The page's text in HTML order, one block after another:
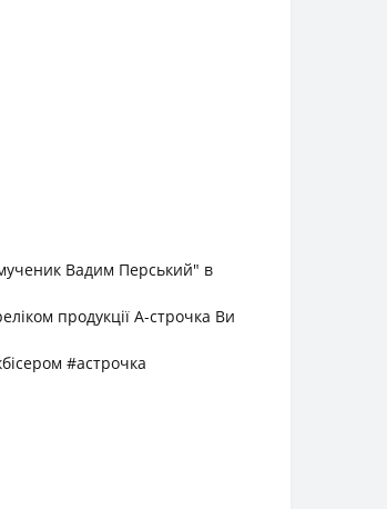
Вадим Перський" в
продукції А-строчка Ви
#астрочка